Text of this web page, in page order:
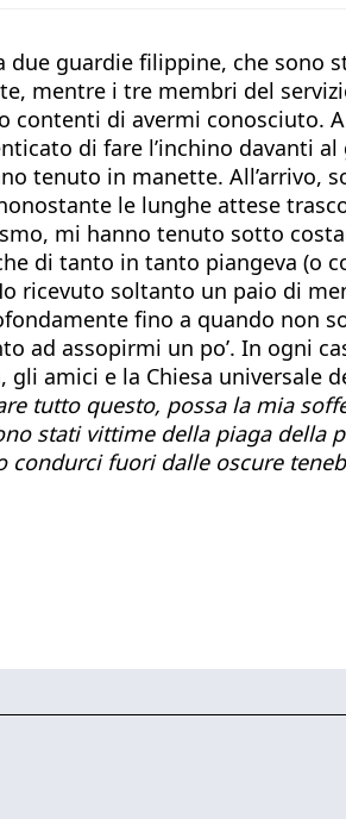
guardie filippine, che
mentre i tre membri del
di avermi conosciuto.
di fare l’inchino davanti
tenuto in manette. All’arrivo,
le lunghe attese
mi hanno tenuto sotto
di tanto in tanto piangeva
ricevuto soltanto un paio di
fino a quando non
ad assopirmi un po’. In ogni
amici e la Chiesa universale
tutto questo, possa la mia
stati vittime della piaga
condurci fuori dalle oscure